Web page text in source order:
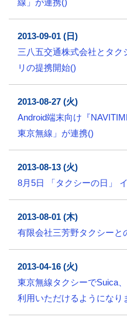
線」が連携()
2013-09-01 (日)
三八五交通株式会社とタ
リの提携開始()
2013-08-27 (火)
Android端末向け『
東京無線」が連携()
2013-08-13 (火)
8月5日 「タクシーの日」
2013-08-01 (木)
有限会社三芳野タクシーと
2013-04-16 (火)
東京無線タクシーでSuica
利用いただけるようになり